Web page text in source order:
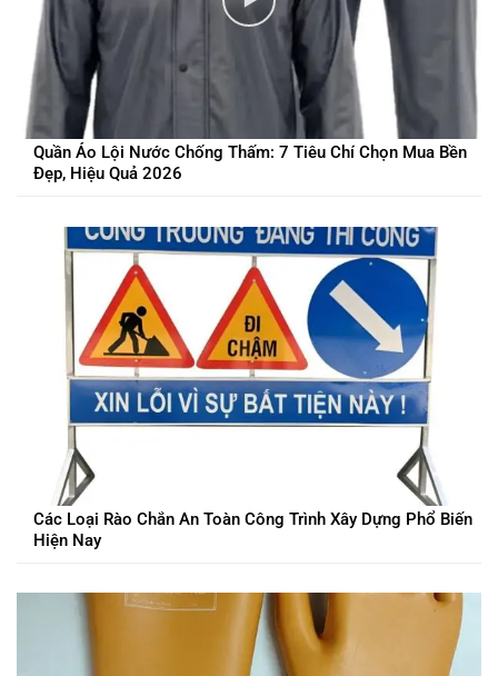
Quần Áo Lội Nước Chống Thấm: 7 Tiêu Chí Chọn Mua Bền
Đẹp, Hiệu Quả 2026
Các Loại Rào Chắn An Toàn Công Trình Xây Dựng Phổ Biến
Hiện Nay